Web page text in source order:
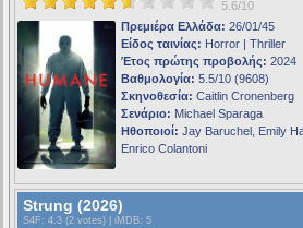
5.6/10
Πρεμιέρα Ελλάδα: 26/01/45
Είδος ταινίας: Horror | Thriller
Έτος πρώτης προβολής: 2024
Βαθμολογία: 5.5/10 (9608)
Σκηνοθεσία: Caitlin Cronenberg
Σενάριο: Michael Sparaga
Ηθοποιοί: Jay Baruchel, Emily
Enrico Colantoni
Strung (2026)
S4F : 4.3 (2 votes) | iMDB: 5